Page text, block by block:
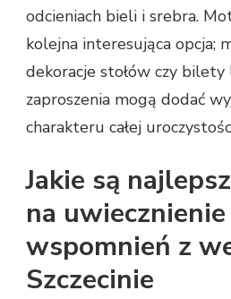
odcieniach bieli i srebra.
kolejna interesująca opcja;
dekoracje stołów czy bilety
zaproszenia mogą dodać
charakteru całej
Jakie są
na uwiecznienie
wspomnień z
Szczecinie